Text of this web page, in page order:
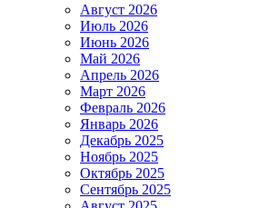
Август 2026
Июль 2026
Июнь 2026
Май 2026
Апрель 2026
Март 2026
Февраль 2026
Январь 2026
Декабрь 2025
Ноябрь 2025
Октябрь 2025
Сентябрь 2025